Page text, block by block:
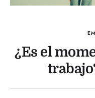
¿Es el